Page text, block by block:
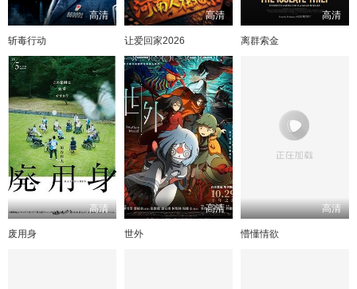
高清
斩毒行动
高清
让爱回家2026
高清
离群索金
高清
废用身
高清
世外
高清
懵懂情欲